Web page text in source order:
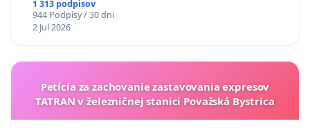
uzávery Vážskeho mosta v Komárne
1 313 podpisov
944 Podpisy / 30 dni
2 Jul 2026
Petícia za zachovanie zastavovania expresov
TATRAN v železničnej stanici Považská Bystrica